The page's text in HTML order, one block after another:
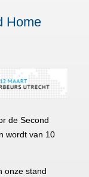
Home
de Second
wordt van 10
onze stand